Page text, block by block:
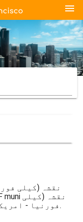
menu
فورنیا - امریکہ) کے لئے ڈاؤن لوڈ ، اتارنا.